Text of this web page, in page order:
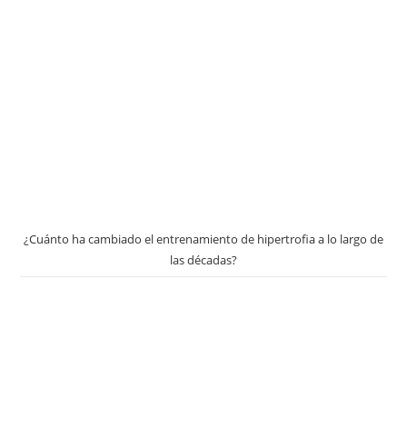
¿Cuánto ha cambiado el entrenamiento de hipertrofia a lo largo de
las décadas?